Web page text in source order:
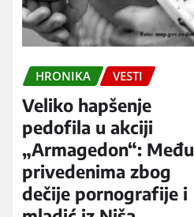
HRONIKA VESTI
Veliko hapšenje
pedofila u akciji
„Armagedon“: Među
privedenima zbog
dečije pornografije i